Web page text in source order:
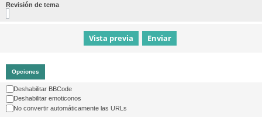
Revisión de tema
Opciones
Deshabilitar BBCode
Deshabilitar emoticonos
No convertir automáticamente las URLs